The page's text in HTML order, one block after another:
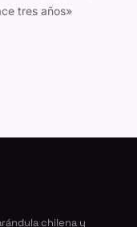
tres años»
chilena y